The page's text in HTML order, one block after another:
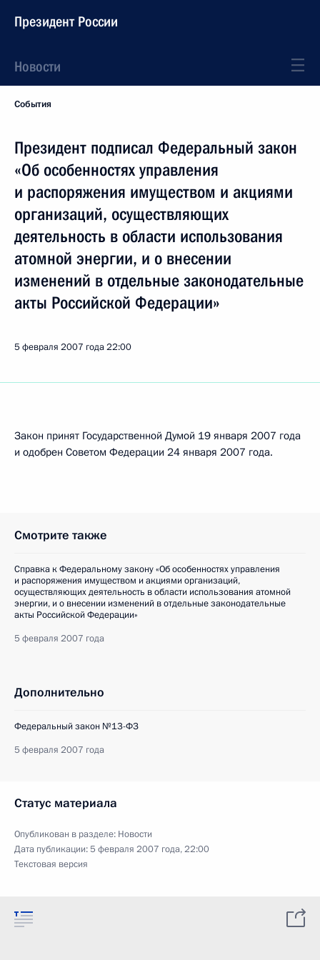
Президент России
Новости
События
Президент подписал Федеральный закон
«Об особенностях управления
и распоряжения имуществом и акциями
организаций, осуществляющих
деятельность в области использования
атомной энергии, и о внесении
изменений в отдельные законодательные
акты Российской Федерации»
5 февраля 2007 года22:00
Закон принят Государственной Думой 19 января 2007 года
и одобрен Советом Федерации 24 января 2007 года.
Смотрите также
Справка к Федеральному закону «Об особенностях управления
и распоряжения имуществом и акциями организаций,
осуществляющих деятельность в области использования атомной
энергии, и о внесении изменений в отдельные законодательные
акты Российской Федерации»
5 февраля 2007 года
Дополнительно
Федеральный закон №13-ФЗ
5 февраля 2007 года
Статус материала
Опубликован в разделе: Новости
Дата публикации:5 февраля 2007 года, 22:00
Текстовая версия